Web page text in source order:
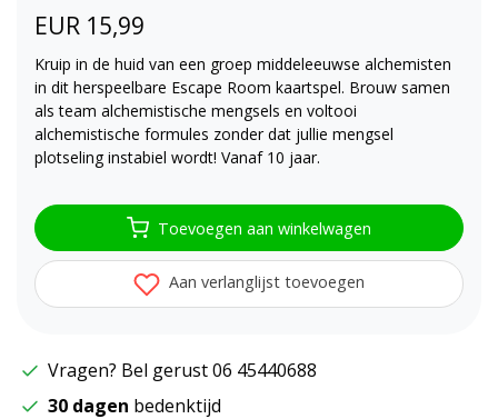
EUR 15,99
Kruip in de huid van een groep middeleeuwse alchemisten
in dit herspeelbare Escape Room kaartspel. Brouw samen
als team alchemistische mengsels en voltooi
alchemistische formules zonder dat jullie mengsel
plotseling instabiel wordt! Vanaf 10 jaar.
Toevoegen aan winkelwagen
Aan verlanglijst toevoegen
Vragen? Bel gerust 06 45440688
30 dagen bedenktijd